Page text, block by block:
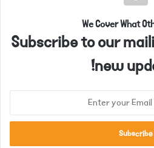
We Cover What
Subscribe to our
new